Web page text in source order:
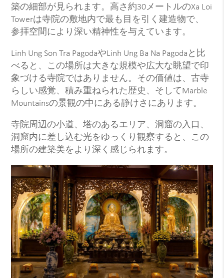
築の細部が見られます。高さ約30メートルのXa Loi
Towerは寺院の敷地内で最も目を引く建造物で、
参拝空間により深い精神性を与えています。
Linh Ung Son Tra PagodaやLinh Ung Ba Na Pagodaと比
べると、この場所は大きな規模や広大な眺望で印
象づける寺院ではありません。その価値は、古寺
らしい感覚、積み重ねられた歴史、そしてMarble
Mountainsの景観の中にある静けさにあります。
寺院周辺の小道、塔のあるエリア、洞窟の入口、
洞窟内に差し込む光をゆっくり観察すると、この
場所の建築美をより深く感じられます。